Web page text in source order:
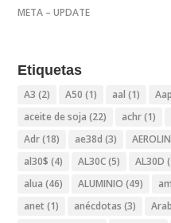
META – UPDATE
Etiquetas
A3 (2) A50 (1) aal (1)
aceite de soja (22) achr(1)
Adr(18) ae38d (3)
al30$ (4) AL30C(5) AL30D
alua (46) ALUMINIO (49)
anet (1) anécdotas (3)